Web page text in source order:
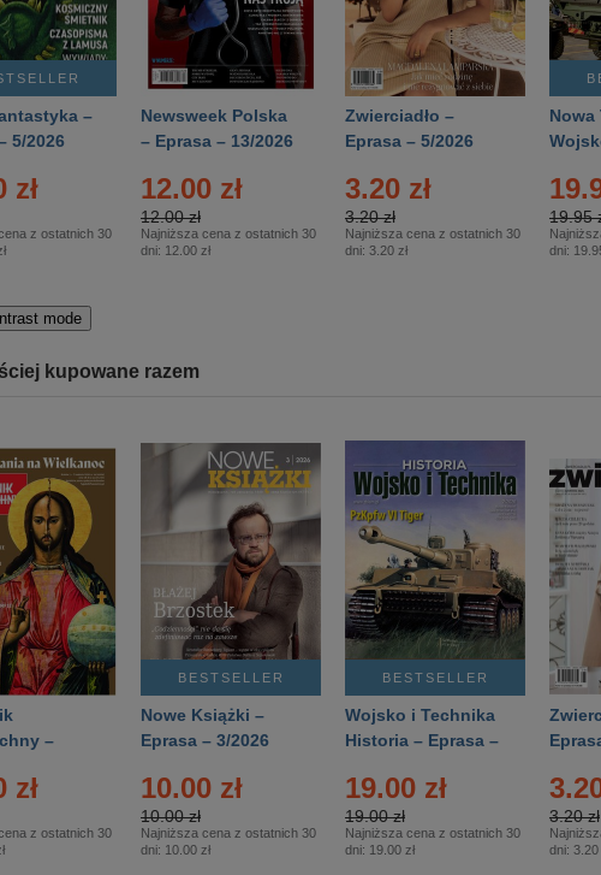
–
5/2026
zł
z ostatnich 30
Newsweek Polska
– Eprasa – 13/2026
12.00 zł
12.00 zł
Najniższa cena z ostatnich 30
dni: 12.00 zł
Zwierciadło –
Eprasa – 5/2026
3.20 zł
3.20 zł
Najniższa cena z ostatnich 30
dni: 3.20 zł
Nowa
19.95
dni:
mode
kupowane razem
–
zł
z ostatnich 30
BESTSELLER
Nowe Książki –
Eprasa – 3/2026
10.00 zł
10.00 zł
Najniższa cena z ostatnich 30
dni: 10.00 zł
BESTSELLER
Wojsko i Technika
Historia – Eprasa –
19.00 zł
19.00 zł
Najniższa cena z ostatnich 30
dni: 19.00 zł
3.20 zł
dni: 3.20